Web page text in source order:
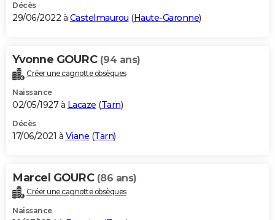
Décès
29/06/2022 à Castelmaurou (Haute-Garonne)
Yvonne GOURC (94 ans)
Créer une cagnotte obsèques
Naissance
02/05/1927 à Lacaze (Tarn)
Décès
17/06/2021 à Viane (Tarn)
Marcel GOURC (86 ans)
Créer une cagnotte obsèques
Naissance